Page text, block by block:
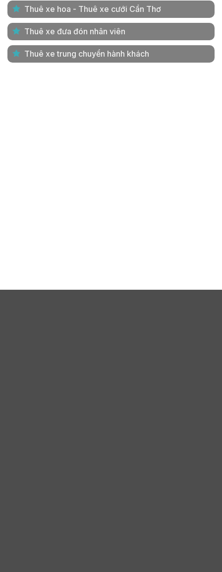
Thuê xe hoa - Thuê xe cưới Cần Thơ
Thuê xe đưa đón nhân viên
Thuê xe trung chuyển hành khách